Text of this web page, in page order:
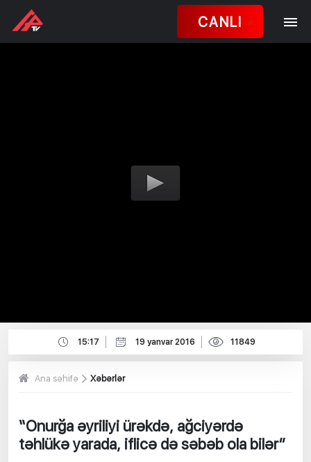
CANLI
15:17 19 yanvar 2016 11849
Ana səhifə Xəbərlər
“Onurğa əyriliyi ürəkdə, ağciyərdə
təhlükə yarada, iflicə də səbəb ola bilər”